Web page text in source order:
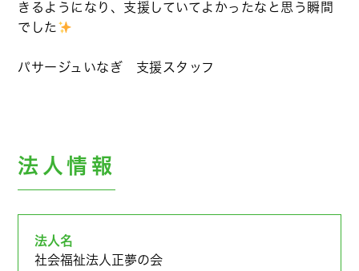
きるようになり、支援していてよかったなと思う瞬間
でした
パサージュいなぎ 支援スタッフ
法人情報
法人名
社会福祉法人正夢の会